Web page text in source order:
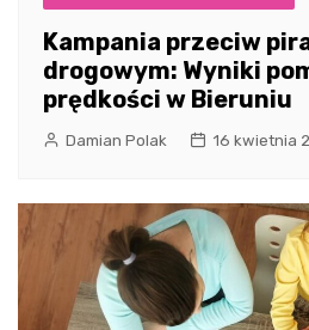
Kampania przeciw
drogowym: Wyniki
prędkości w Bieruniu
Damian Polak 16 kwietnia